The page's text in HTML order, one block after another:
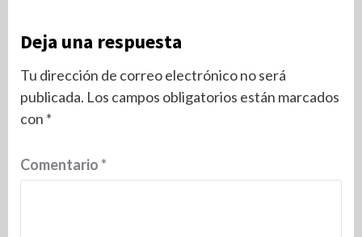
Deja una respuesta
Tu dirección de correo electrónico no será
publicada. Los campos obligatorios están marcados
con *
Comentario*